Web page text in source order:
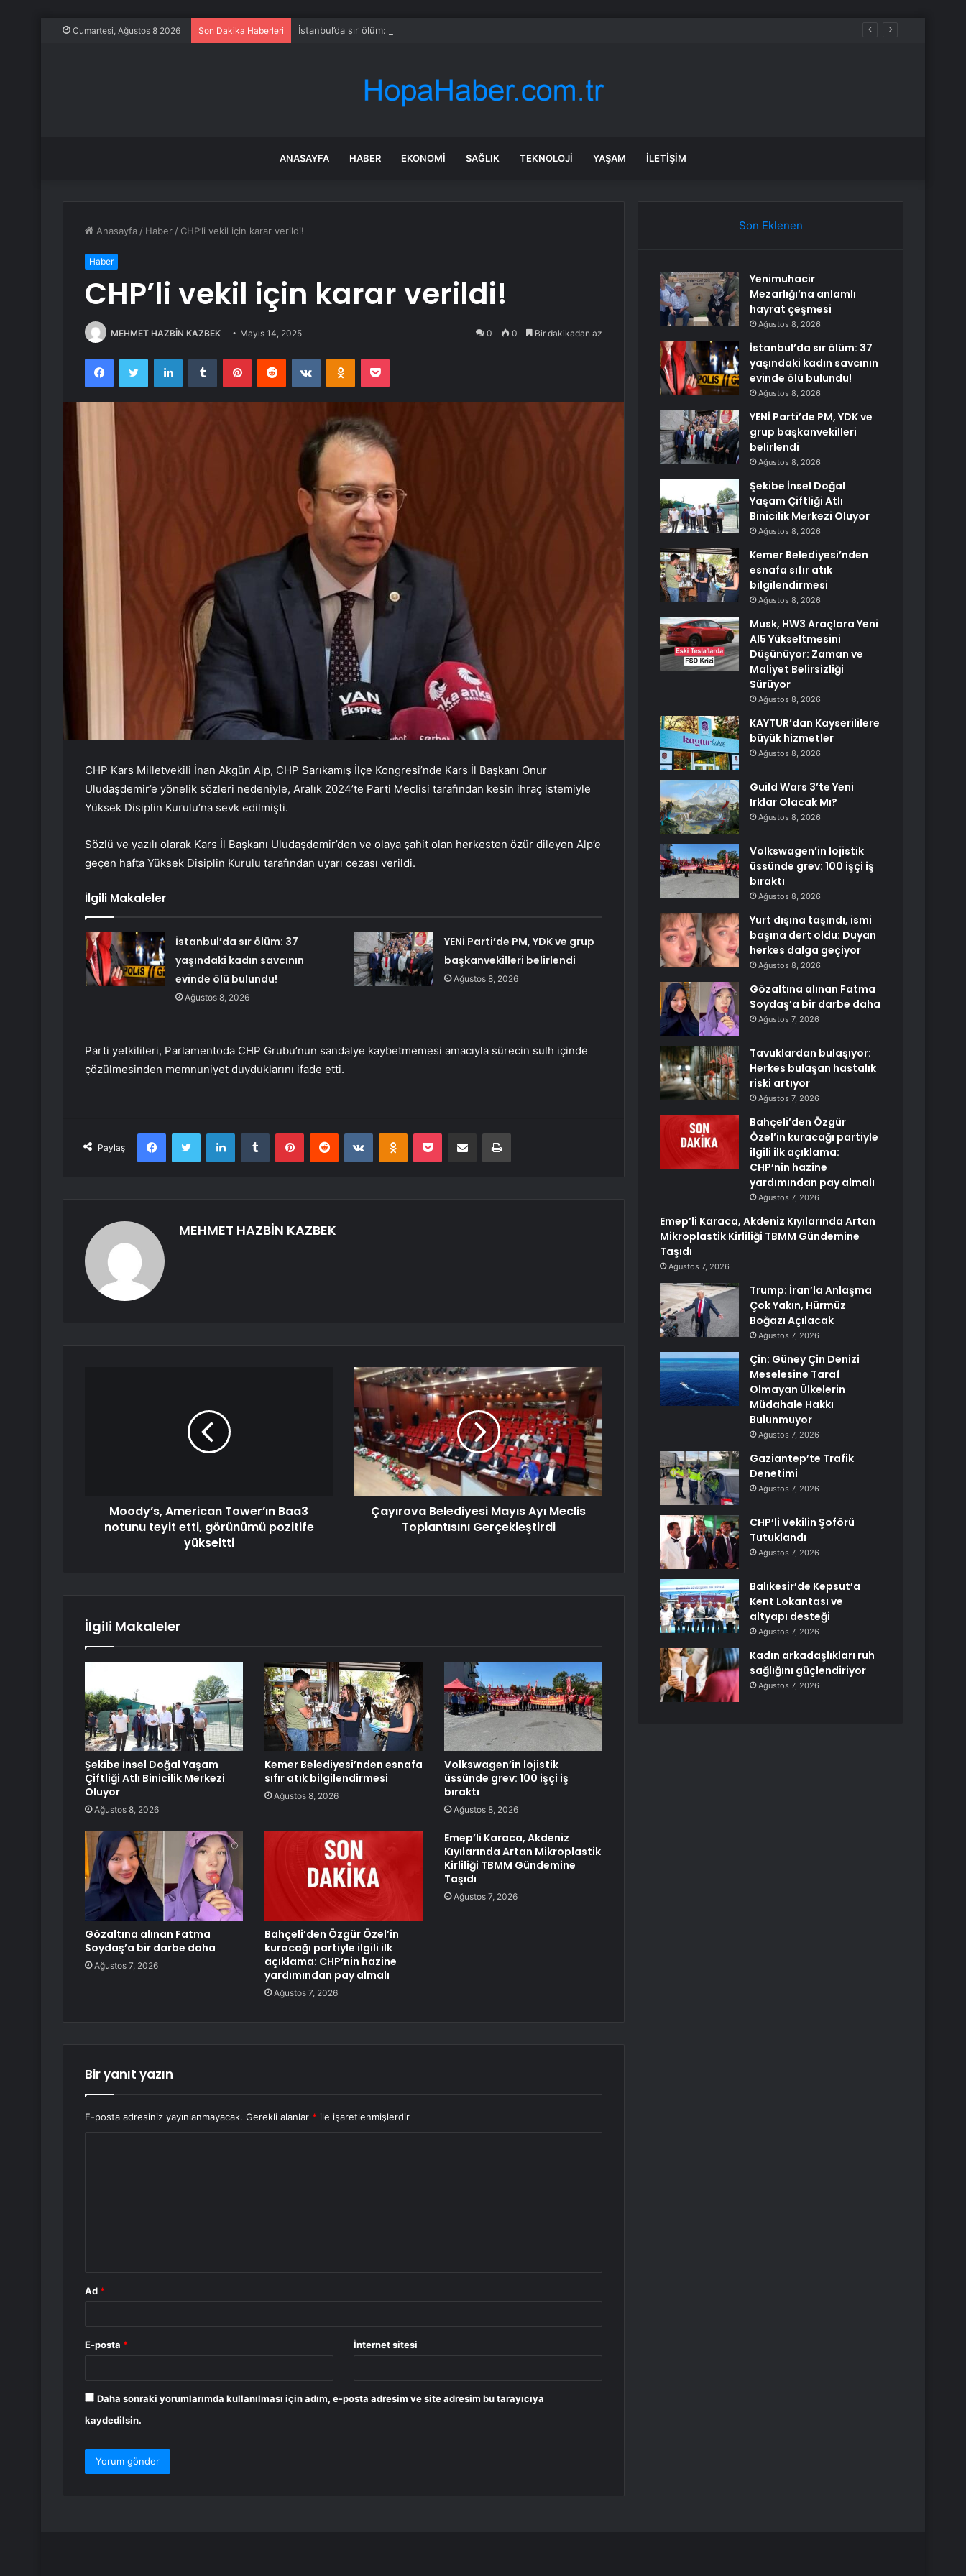
Cumartesi, Ağustos 8 2026 Son Dakika Haberleri İstanbul’da sır ölüm: 37 yaşındaki kadın savcının evinde ölü bulundu!
ANASAYFA HABER EKONOMI SAĞLIK TEKNOLOJI YAŞAM İLETIŞIM
Anasayfa / Haber / CHP’li vekil için karar verildi!
Haber
CHP’li vekil için karar verildi!
MEHMET HAZBİN KAZBEK Mayıs 14, 2025 0 0 Bir dakikadan az
FacebookTwitter LinkedInTumblr PinterestReddit VKontakteOdnoklassniki
Pocket
CHP Kars Milletvekili İnan Akgün Alp, CHP Sarıkamış İlçe Kongresi’nde Kars İl Başkanı Onur
Uludaşdemir’e yönelik sözleri nedeniyle, Aralık 2024’te Parti Meclisi tarafından kesin ihraç istemiyle
Yüksek Disiplin Kurulu’na sevk edilmişti.
Sözlü ve yazılı olarak Kars İl Başkanı Uludaşdemir’den ve olaya şahit olan herkesten özür dileyen Alp’e
geçen hafta Yüksek Disiplin Kurulu tarafından uyarı cezası verildi.
İlgili Makaleler
İstanbul’da sır ölüm: 37
yaşındaki kadın savcının
evinde ölü bulundu!
Ağustos 8, 2026
YENİ Parti’de PM, YDK ve grup
başkanvekilleri belirlendi
Ağustos 8, 2026
Parti yetkilileri, Parlamentoda CHP Grubu’nun sandalye kaybetmemesi amacıyla sürecin sulh içinde
çözülmesinden memnuniyet duyduklarını ifade etti.
Paylaş
FacebookTwitter LinkedInTumblr PinterestReddit VKontakteOdnoklassniki
Pocket E-Posta ile paylaş Yazdır
MEHMET HAZBİN KAZBEK
Moody’s, American Tower’ın Baa3
notunu teyit etti, görünümü pozitife
yükseltti
Çayırova Belediyesi Mayıs Ayı Meclis
Toplantısını Gerçekleştirdi
İlgili Makaleler
Şekibe İnsel Doğal Yaşam
Çiftliği Atlı Binicilik Merkezi
Oluyor
Ağustos 8, 2026
Kemer Belediyesi’nden esnafa
sıfır atık bilgilendirmesi
Ağustos 8, 2026
Volkswagen’in lojistik
üssünde grev: 100 işçi iş
bıraktı
Ağustos 8, 2026
Gözaltına alınan Fatma
Soydaş’a bir darbe daha
Ağustos 7, 2026
Bahçeli’den Özgür Özel’in
kuracağı partiyle ilgili ilk
açıklama: CHP’nin hazine
yardımından pay almalı
Ağustos 7, 2026
Emep’li Karaca, Akdeniz
Kıyılarında Artan Mikroplastik
Kirliliği TBMM Gündemine
Taşıdı
Ağustos 7, 2026
Bir yanıt yazın
E-posta adresiniz yayınlanmayacak. Gerekli alanlar * ile işaretlenmişlerdir
Ad *
E-posta * İnternet sitesi
Daha sonraki yorumlarımda kullanılması için adım, e-posta adresim ve site adresim bu tarayıcıya
kaydedilsin.
Son Eklenen
Yenimuhacir
Mezarlığı’na anlamlı
hayrat çeşmesi
Ağustos 8, 2026
İstanbul’da sır ölüm: 37
yaşındaki kadın savcının
evinde ölü bulundu!
Ağustos 8, 2026
YENİ Parti’de PM, YDK ve
grup başkanvekilleri
belirlendi
Ağustos 8, 2026
Şekibe İnsel Doğal
Yaşam Çiftliği Atlı
Binicilik Merkezi Oluyor
Ağustos 8, 2026
Kemer Belediyesi’nden
esnafa sıfır atık
bilgilendirmesi
Ağustos 8, 2026
Musk, HW3 Araçlara Yeni
AI5 Yükseltmesini
Düşünüyor: Zaman ve
Maliyet Belirsizliği
Sürüyor
Ağustos 8, 2026
KAYTUR’dan Kayserililere
büyük hizmetler
Ağustos 8, 2026
Guild Wars 3’te Yeni
Irklar Olacak Mı?
Ağustos 8, 2026
Volkswagen’in lojistik
üssünde grev: 100 işçi iş
bıraktı
Ağustos 8, 2026
Yurt dışına taşındı, ismi
başına dert oldu: Duyan
herkes dalga geçiyor
Ağustos 8, 2026
Gözaltına alınan Fatma
Soydaş’a bir darbe daha
Ağustos 7, 2026
Tavuklardan bulaşıyor:
Herkes bulaşan hastalık
riski artıyor
Ağustos 7, 2026
Bahçeli’den Özgür
Özel’in kuracağı partiyle
ilgili ilk açıklama:
CHP’nin hazine
yardımından pay almalı
Ağustos 7, 2026
Emep’li Karaca, Akdeniz Kıyılarında Artan
Mikroplastik Kirliliği TBMM Gündemine
Taşıdı
Ağustos 7, 2026
Trump: İran’la Anlaşma
Çok Yakın, Hürmüz
Boğazı Açılacak
Ağustos 7, 2026
Çin: Güney Çin Denizi
Meselesine Taraf
Olmayan Ülkelerin
Müdahale Hakkı
Bulunmuyor
Ağustos 7, 2026
Gaziantep’te Trafik
Denetimi
Ağustos 7, 2026
CHP’li Vekilin Şoförü
Tutuklandı
Ağustos 7, 2026
Balıkesir’de Kepsut’a
Kent Lokantası ve
altyapı desteği
Ağustos 7, 2026
Kadın arkadaşlıkları ruh
sağlığını güçlendiriyor
Ağustos 7, 2026